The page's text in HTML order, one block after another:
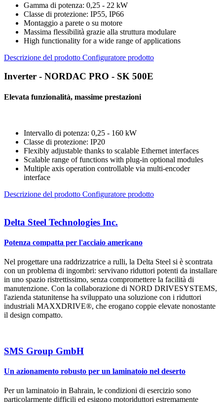
Gamma di potenza: 0,25 - 22 kW
Classe di protezione: IP55, IP66
Montaggio a parete o su motore
Massima flessibilità grazie alla struttura modulare
High functionality for a wide range of applications
Descrizione del prodotto Configuratore prodotto
Inverter - NORDAC PRO - SK 500E
Elevata funzionalità, massime prestazioni
Intervallo di potenza: 0,25 - 160 kW
Classe di protezione: IP20
Flexibly adjustable thanks to scalable Ethernet interfaces
Scalable range of functions with plug-in optional modules
Multiple axis operation controllable via multi-encoder
interface
Descrizione del prodotto Configuratore prodotto
Delta Steel Technologies Inc.
Potenza compatta per l'acciaio americano
Nel progettare una raddrizzatrice a rulli, la Delta Steel si è scontrata
con un problema di ingombri: servivano riduttori potenti da installare
in uno spazio ristrettissimo, senza compromettere la facilità di
manutenzione. Con la collaborazione di NORD DRIVESYSTEMS,
l'azienda statunitense ha sviluppato una soluzione con i riduttori
industriali MAXXDRIVE®, che erogano coppie elevate nonostante
il design compatto.
SMS Group GmbH
Un azionamento robusto per un laminatoio nel deserto
Per un laminatoio in Bahrain, le condizioni di esercizio sono
particolarmente difficili ed esigono motoriduttori estremamente